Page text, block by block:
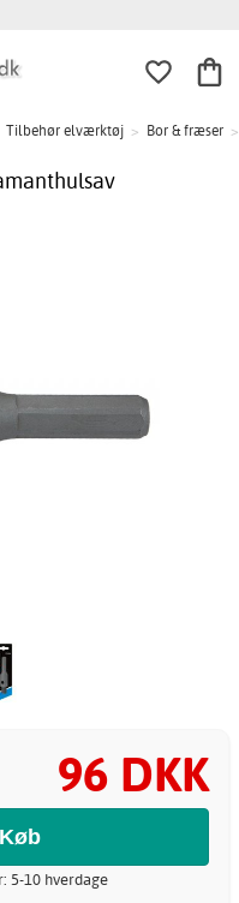
Tilbehør elværktøj > Bor & fræser >
96 DKK
5-10 hverdage